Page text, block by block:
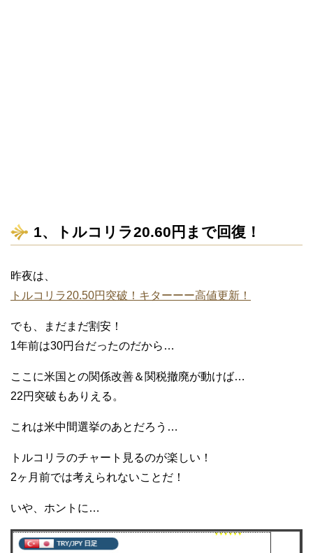
1、トルコリラ20.60円まで回復！
昨夜は、
トルコリラ20.50円突破！キターーー高値更新！
でも、まだまだ割安！
1年前は30円台だったのだから…
ここに米国との関係改善＆関税撤廃が動けば…
22円突破もありえる。
これは米中間選挙のあとだろう…
トルコリラのチャート見るのが楽しい！
2ヶ月前では考えられないことだ！
いや、ホントに…